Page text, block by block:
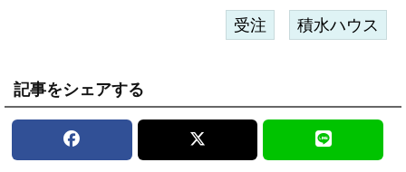
受注 積水ハウス
記事をシェアする